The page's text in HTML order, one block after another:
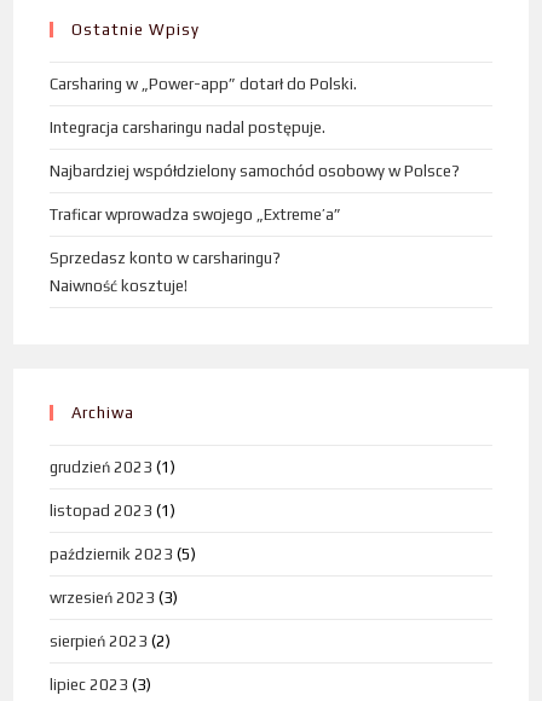
Ostatnie Wpisy
Carsharing w „Power-app” dotarł do Polski.
Integracja carsharingu nadal postępuje.
Najbardziej współdzielony samochód osobowy w Polsce?
Traficar wprowadza swojego „Extreme’a”
Sprzedasz konto w carsharingu?
Naiwność kosztuje!
Archiwa
grudzień 2023 (1)
listopad 2023 (1)
październik 2023 (5)
wrzesień 2023 (3)
sierpień 2023 (2)
lipiec 2023 (3)